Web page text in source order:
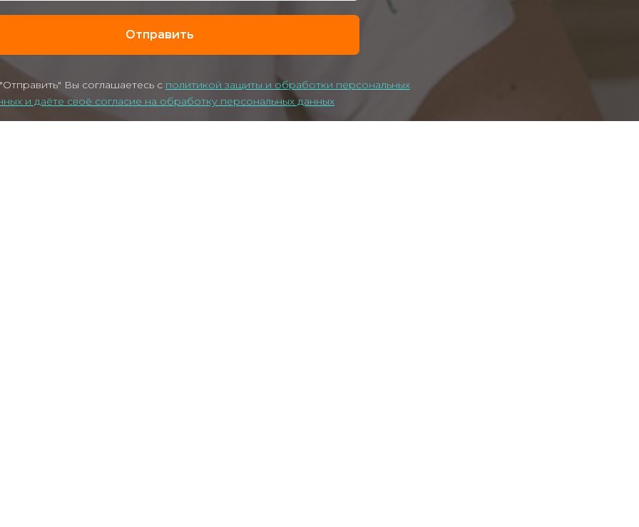
Отправить
Вы соглашаетесь с политикой защиты и обработки персональных
и даёте своё согласие на обработку персональных данных